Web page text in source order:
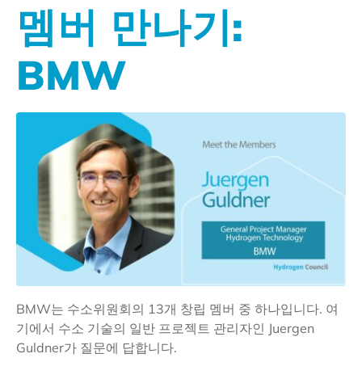
멤버 만나기:
BMW
BMW는 수소위원회의 13개 창립 멤버 중 하나입니다. 여
기에서 수소 기술의 일반 프로젝트 관리자인 Juergen
Guldner가 질문에 답합니다.